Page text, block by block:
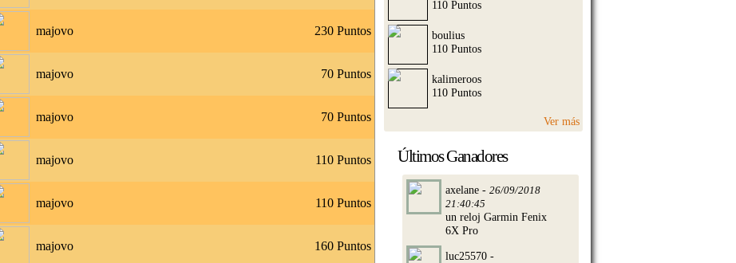
majovo 230 Puntos
majovo 70 Puntos
majovo 70 Puntos
majovo 110 Puntos
majovo 110 Puntos
majovo 160 Puntos
110 Puntos
boulius
110 Puntos
kalimeroos
110 Puntos
Ver más
Últimos Ganadores
axelane - 26/09/2018
21:40:45
un reloj Garmin Fenix
6X Pro
luc25570 -